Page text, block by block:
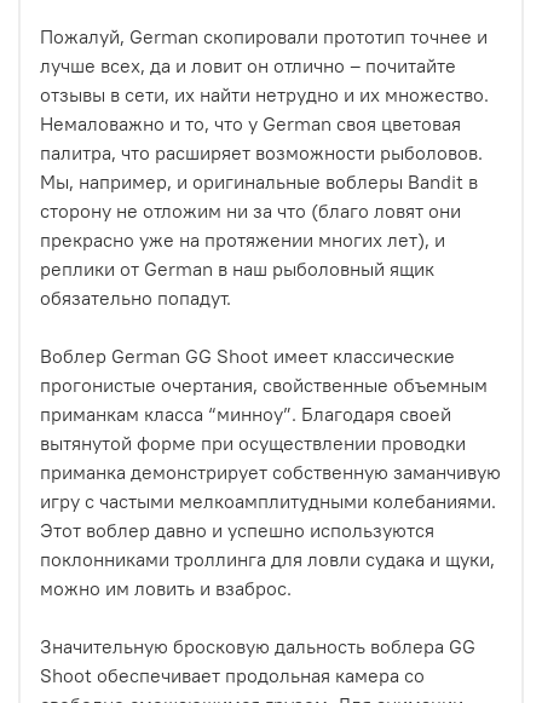
Пожалуй, German скопировали прототип точнее и
лучше всех, да и ловит он отлично – почитайте
отзывы в сети, их найти нетрудно и их множество.
Немаловажно и то, что у German своя цветовая
палитра, что расширяет возможности рыболовов.
Мы, например, и оригинальные воблеры Bandit в
сторону не отложим ни за что (благо ловят они
прекрасно уже на протяжении многих лет), и
реплики от German в наш рыболовный ящик
обязательно попадут.
Воблер German GG Shoot имеет классические
прогонистые очертания, свойственные объемным
приманкам класса “минноу”. Благодаря своей
вытянутой форме при осуществлении проводки
приманка демонстрирует собственную заманчивую
игру с частыми мелкоамплитудными колебаниями.
Этот воблер давно и успешно используются
поклонниками троллинга для ловли судака и щуки,
можно им ловить и взаброс.
Значительную бросковую дальность воблера GG
Shoot обеспечивает продольная камера со